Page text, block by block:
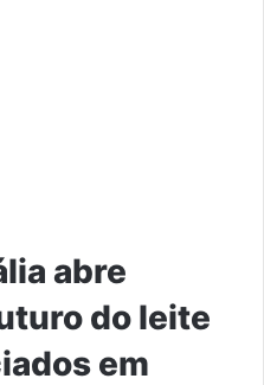
abre
do leite
em